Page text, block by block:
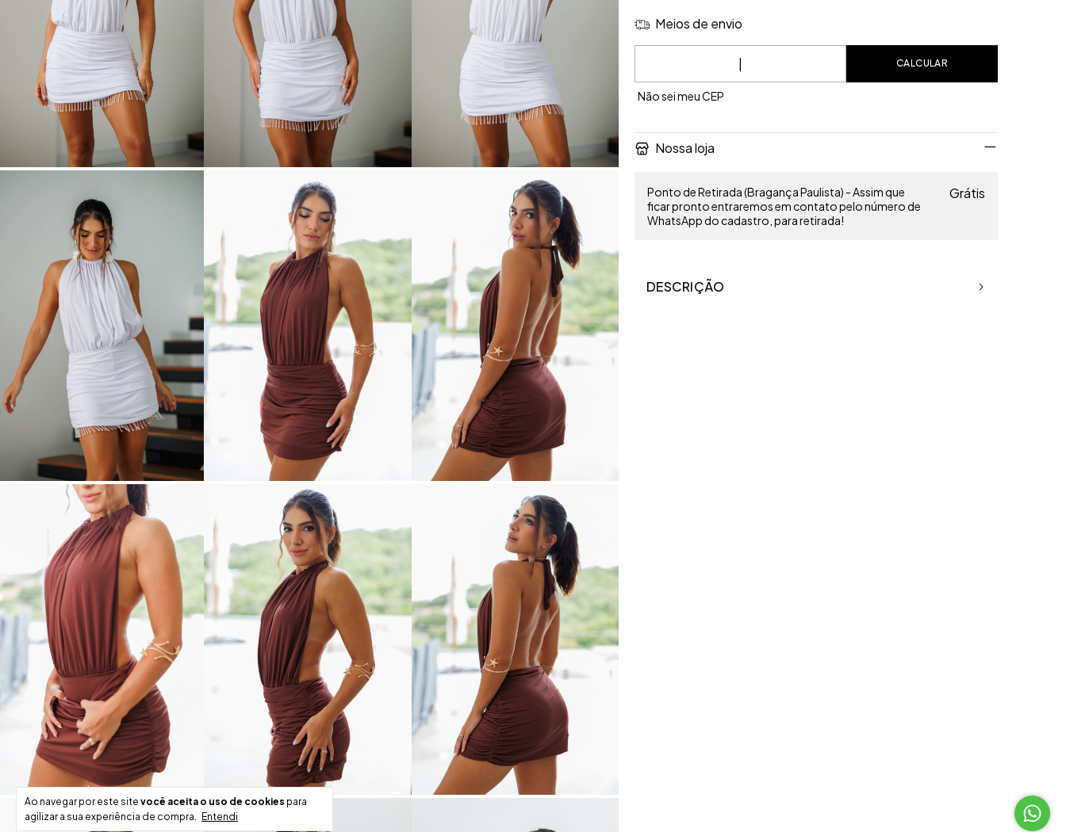
Ao navegar por este site você aceita o uso de cookies para
agilizar a sua experiência de compra. Entendi
Meios de envio
Entregas para o CEP:
CALCULAR
Não sei meu CEP
Nossa loja
Ponto de Retirada (Bragança Paulista) - Assim que
ficar pronto entraremos em contato pelo número de
WhatsApp do cadastro, para retirada!
Grátis
DESCRIÇÃO